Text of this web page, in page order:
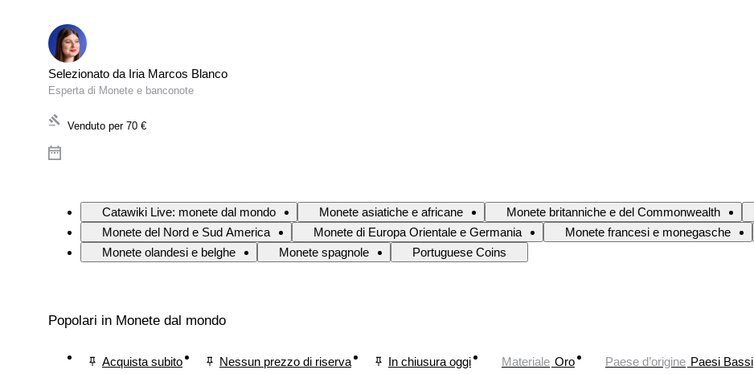
Selezionato da Iria Marcos Blanco
Esperta di Monete e banconote
Venduto per 70 €
Catawiki Live: monete dal mondo Monete asiatiche e africane Monete britanniche e del Commonwealth
Monete del Nord e Sud America
Monete di Europa Orientale e Germania Monete francesi e monegasche
Monete olandesi e belghe
Monete spagnole Portuguese Coins
Popolari in Monete dal mondo
Acquista subito Nessun prezzo di riserva In chiusura oggi Materiale Oro Paese d’origine Paesi Bassi